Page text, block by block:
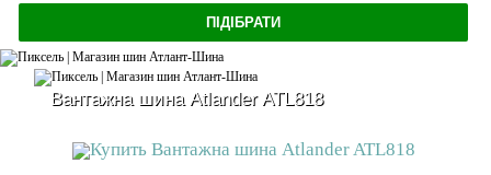
Вантажна шина Atlander ATL818